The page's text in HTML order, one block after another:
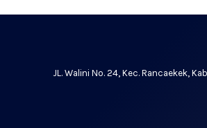
JL. Walini No. 24, Kec. Rancaekek,